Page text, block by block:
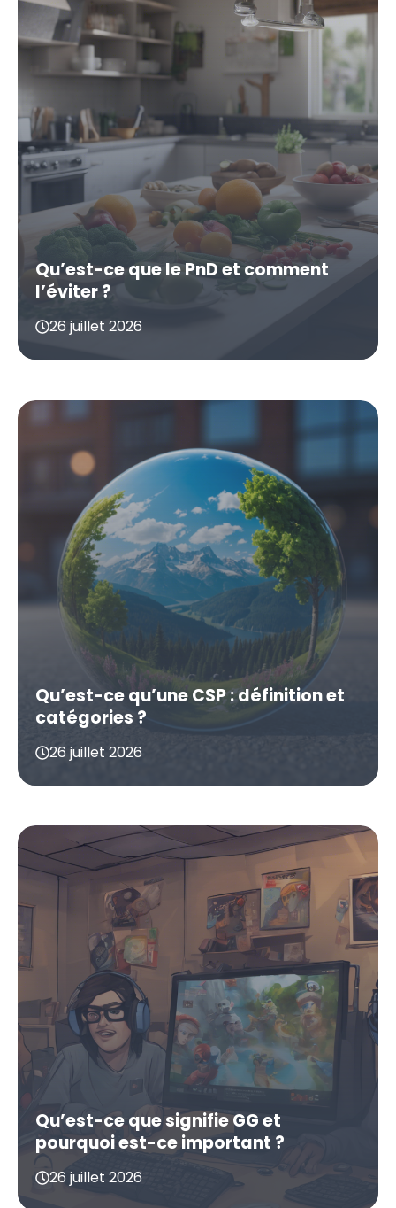
Qu’est-ce que le PnD et comment
l’éviter ?
26 juillet 2026
Qu’est-ce qu’une CSP : définition et
catégories ?
26 juillet 2026
Qu’est-ce que signifie GG et
pourquoi est-ce important ?
26 juillet 2026